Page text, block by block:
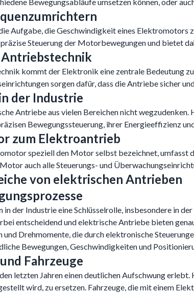
Aufgabe, die Geschwindigkeit eines Elektromotors
Steuerung der Motorbewegungen und bietet
kommt der Elektronik eine zentrale Bedeutung
sorgen dafür, dass die Antriebe sicher
der Industrie
Antriebe aus vielen Bereichen nicht
Bewegungssteuerung, ihrer Energieeffizienz
zum Elektroantrieb
speziell den Motor selbst bezeichnet, umfasst
auch alle Steuerungs- und
von elektrischen Antrieben
der Industrie eine Schlüsselrolle, insbesondere in
entscheidend und elektrische Antriebe bieten
Drehmomente, die durch elektronische
Bewegungen, Geschwindigkeiten und
Fahrzeuge
letzten Jahren einen deutlichen Aufschwung
wird, zu ersetzen. Fahrzeuge, die mit einem